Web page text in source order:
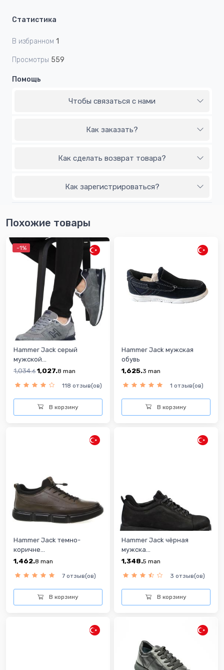
Статистика
В избранном 1
Просмотры 559
Помощь
Чтобы связаться с нами
Как заказать?
Как сделать возврат товара?
Как зарегистрироваться?
Похожие товары
-1%
Hammer Jack серый
мужской...
1,034.6 1,027.8 man
118 отзыв(ов)
В корзину
Hammer Jack мужская
обувь
1,625.3 man
1 отзыв(ов)
В корзину
Hammer Jack темно-
коричне...
1,462.8 man
7 отзыв(ов)
В корзину
Hammer Jack чёрная
мужска...
1,348.5 man
3 отзыв(ов)
В корзину